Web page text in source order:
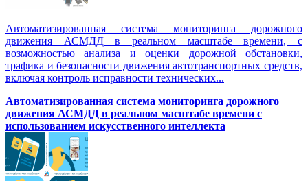
Автоматизированная система мониторинга дорожного
движения АСМДД в реальном масштабе времени, с
возможностью анализа и оценки дорожной обстановки,
трафика и безопасности движения автотранспортных средств,
включая контроль исправности технических...
Автоматизированная cистема мониторинга дорожного
движения АСМДД в реальном масштабе времени с
использованием искусственного интеллекта